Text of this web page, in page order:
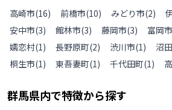
高崎市(16) 前橋市(10) みどり市(2)
安中市(3) 館林市(3) 藤岡市(3) 富岡市
嬬恋村(1) 長野原町(2) 渋川市(1) 沼
桐生市(1) 東吾妻町(1) 千代田町(1)
群馬県内で特徴から探す